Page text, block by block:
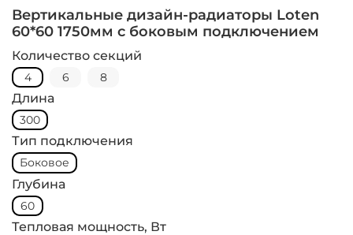
Вертикальные дизайн-радиаторы Loten
60*60 1750мм с боковым подключением
Количество секций
4 6 8
Длина
300
Тип подключения
Боковое
Глубина
60
Тепловая мощность, Вт